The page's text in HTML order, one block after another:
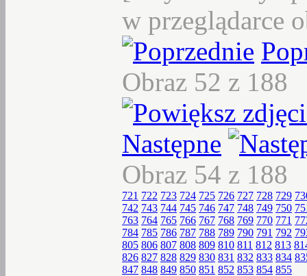
w przeglądarce
Obraz 52 z 188
Następne
Obraz 54 z 188
721 722 723 724 725 726 727 728 729
742 743 744 745 746 747 748 749 750
763 764 765 766 767 768 769 770 771
784 785 786 787 788 789 790 791 792
805 806 807 808 809 810 811 812 813
826 827 828 829 830 831 832 833 834
847 848 849 850 851 852 853 854 855